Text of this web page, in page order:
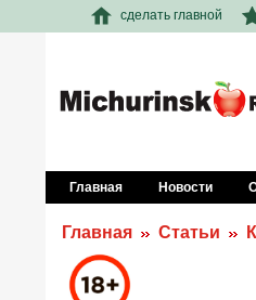
сделать главной
Главная Новости
Главная Статьи